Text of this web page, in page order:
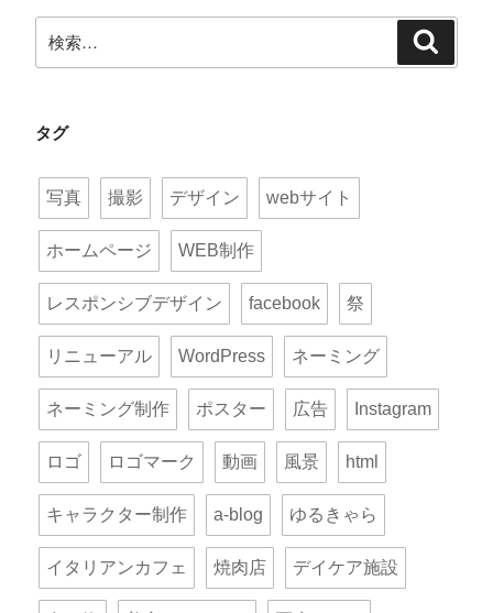
索:
タグ
写真 撮影 デザイン webサイト
ホームページ WEB制作
レスポンシブデザイン facebook 祭
リニューアル WordPress ネーミング
ネーミング制作 ポスター 広告 Instagram
ロゴ ロゴマーク 動画 風景 html
キャラクター制作 a-blog ゆるきゃら
イタリアンカフェ 焼肉店 デイケア施設